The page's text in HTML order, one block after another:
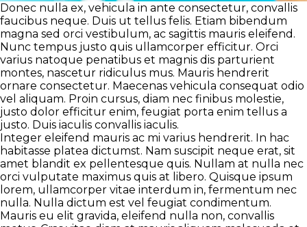
Donec nulla ex, vehicula in ante consectetur, convallis
faucibus neque. Duis ut tellus felis. Etiam bibendum
magna sed orci vestibulum, ac sagittis mauris eleifend.
Nunc tempus justo quis ullamcorper efficitur. Orci
varius natoque penatibus et magnis dis parturient
montes, nascetur ridiculus mus. Mauris hendrerit
ornare consectetur. Maecenas vehicula consequat odio
vel aliquam. Proin cursus, diam nec finibus molestie,
justo dolor efficitur enim, feugiat porta enim tellus a
justo. Duis iaculis convallis iaculis.
Integer eleifend mauris ac mi varius hendrerit. In hac
habitasse platea dictumst. Nam suscipit neque erat, sit
amet blandit ex pellentesque quis. Nullam at nulla nec
orci vulputate maximus quis at libero. Quisque ipsum
lorem, ullamcorper vitae interdum in, fermentum nec
nulla. Nulla dictum est vel feugiat condimentum.
Mauris eu elit gravida, eleifend nulla non, convallis